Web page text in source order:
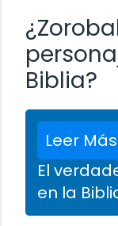
Biblia?
Leer Más
El
en la